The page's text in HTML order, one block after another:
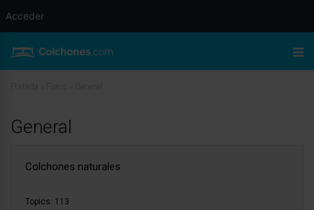
General
Colchones naturales
Topics: 113
Acceder